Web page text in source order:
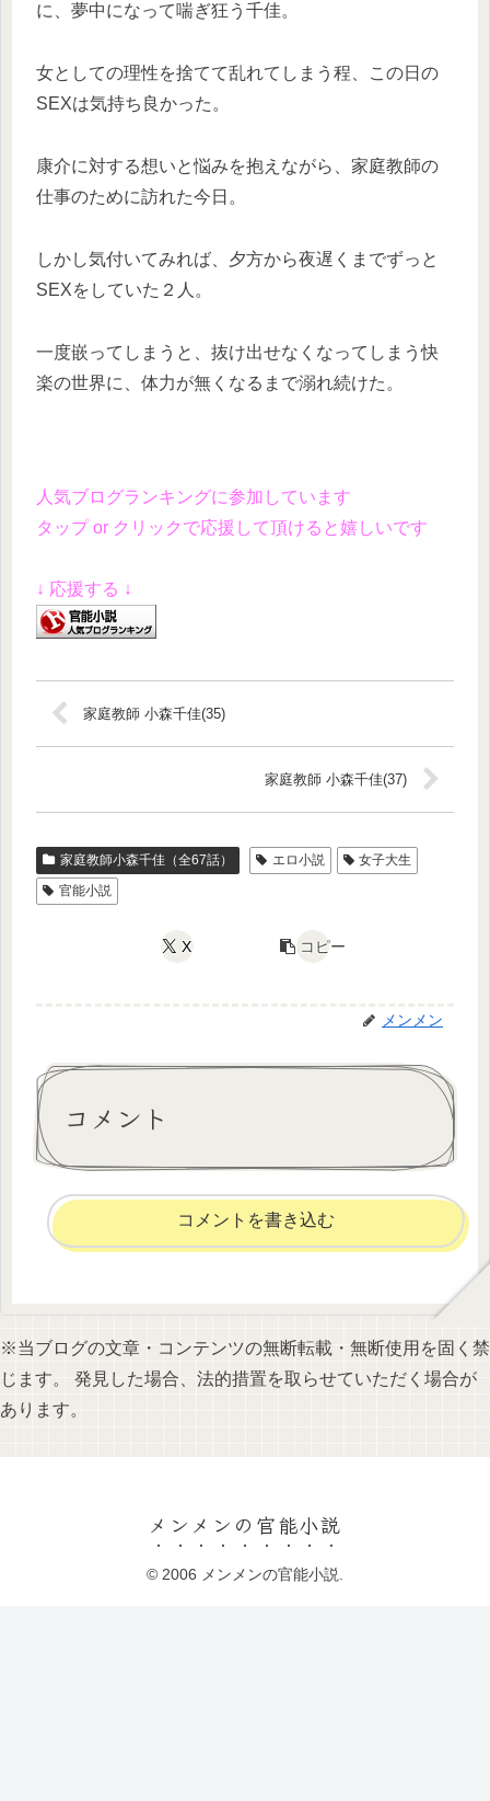
に、夢中になって喘ぎ狂う千佳。
女としての理性を捨てて乱れてしまう程、この日の
SEXは気持ち良かった。
康介に対する想いと悩みを抱えながら、家庭教師の
仕事のために訪れた今日。
しかし気付いてみれば、夕方から夜遅くまでずっと
SEXをしていた２人。
一度嵌ってしまうと、抜け出せなくなってしまう快
楽の世界に、体力が無くなるまで溺れ続けた。
人気ブログランキングに参加しています
タップ or クリックで応援して頂けると嬉しいです
↓ 応援する ↓
家庭教師 小森千佳(35)
家庭教師 小森千佳(37)
家庭教師小森千佳（全67話） エロ小説
女子大生
官能小説
X コピー
メンメン
コメント
コメントを書き込む
※当ブログの文章・コンテンツの無断転載・無断使用を固く禁
じます。 発見した場合、法的措置を取らせていただく場合が
あります。
メンメンの官能小説
© 2006 メンメンの官能小説.